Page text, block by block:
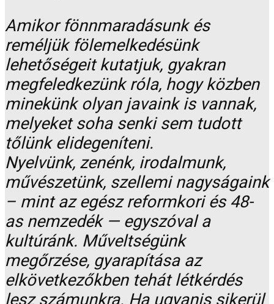
Amikor fönnmaradásunk és
reméljük fölemelkedésünk
lehetőségeit kutatjuk, gyakran
megfeledkezünk róla, hogy közben
minekünk olyan javaink is vannak,
melyeket soha senki sem tudott
tőlünk elidegeníteni.
Nyelvünk, zenénk, irodalmunk,
művészetünk, szellemi nagyságaink
– mint az egész reformkori és 48-
as nemzedék — egyszóval a
kultúránk. Műveltségünk
megőrzése, gyarapítása az
elkövetkezőkben tehát létkérdés
lesz számunkra. Ha ugyanis sikerül